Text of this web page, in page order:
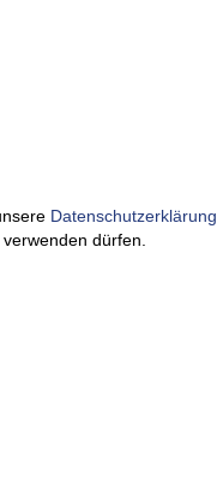
Datenschutzerklärung
dürfen.